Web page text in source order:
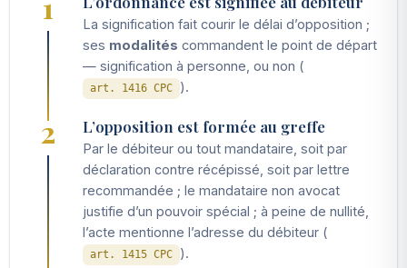
La signification fait courir le délai d’opposition ;
ses modalités commandent le point de départ
— signification à personne, ou non (
art. 1416 CPC ).
2 L’opposition est formée au greffe
Par le débiteur ou tout mandataire, soit par
déclaration contre récépissé, soit par lettre
recommandée ; le mandataire non avocat
justifie d’un pouvoir spécial ; à peine de nullité,
l’acte mentionne l’adresse du débiteur (
art. 1415 CPC ).